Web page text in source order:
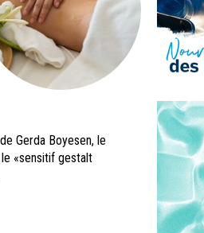
Gerda Boyesen, le
«sensitif gestalt